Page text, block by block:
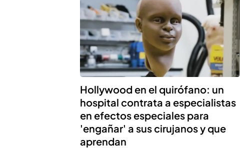
Hollywood en el quirófano: un
hospital contrata a especialistas
en efectos especiales para
'engañar' a sus cirujanos y que
aprendan